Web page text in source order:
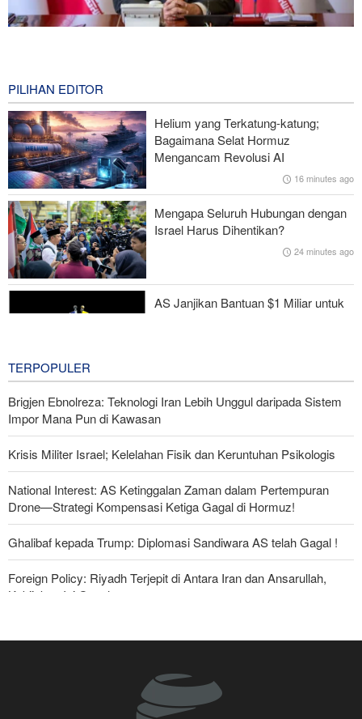
Araghchi kepada Negara Tetangga: Kini Saatnya Andalkan Diri
Sendiri dan Jalin Persaudaraan Sejati
CNN: Kepala Staf Angkatan Bersenjata AS Cari Jalan untuk
Keluar dari Perang dengan Iran
Rencana Bom ISIS di Area Sayidah Zainab Damaskus
Digagalkan
IRGC: Pengakuan Media Asing atas Kekalahan Trump Hasil
Perjuangan Media Revolusioner
PILIHAN EDITOR
Helium yang Terkatung-katung;
Bagaimana Selat Hormuz
Mengancam Revolusi AI
16 minutes ago
Mengapa Seluruh Hubungan dengan
Israel Harus Dihentikan?
24 minutes ago
AS Janjikan Bantuan $1 Miliar untuk
TERPOPULER
Brigjen Ebnolreza: Teknologi Iran Lebih Unggul daripada Sistem
Impor Mana Pun di Kawasan
Krisis Militer Israel; Kelelahan Fisik dan Keruntuhan Psikologis
National Interest: AS Ketinggalan Zaman dalam Pertempuran
Drone—Strategi Kompensasi Ketiga Gagal di Hormuz!
Ghalibaf kepada Trump: Diplomasi Sandiwara AS telah Gagal !
Foreign Policy: Riyadh Terjepit di Antara Iran dan Ansarullah,
Kebijakan Ini Gagal
Yahya Saree: Kami Hancurkan Posisi Pasukan Bayaran Saudi
dengan Rudal Balistik dan Drone